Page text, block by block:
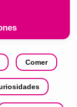
Comer